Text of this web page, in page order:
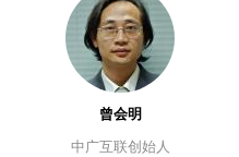
曾会明
中广互联创始人